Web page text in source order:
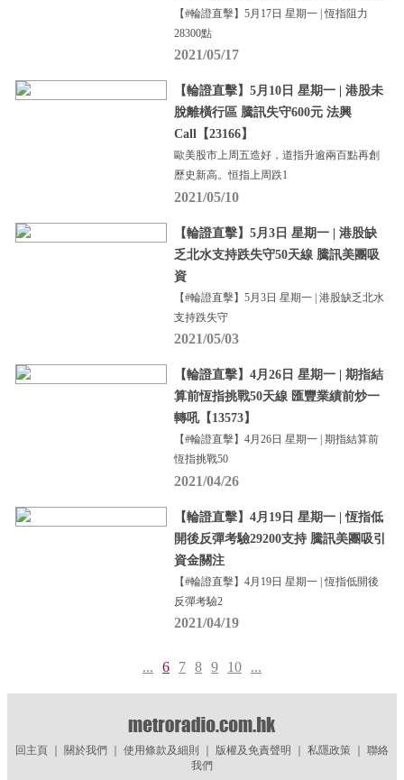
【#輪證直擊】5月17日 星期一 | 恆指阻力
28300點
2021/05/17
【輪證直擊】5月10日 星期一 | 港股未
脫離橫行區 騰訊失守600元 法興
Call【23166】
歐美股市上周五造好，道指升逾兩百點再創
歷史新高。恒指上周跌1
2021/05/10
【輪證直擊】5月3日 星期一 | 港股缺
乏北水支持跌失守50天線 騰訊美團吸
資
【#輪證直擊】5月3日 星期一 | 港股缺乏北水
支持跌失守
2021/05/03
【輪證直擊】4月26日 星期一 | 期指結
算前恆指挑戰50天線 匯豐業績前炒一
轉吼【13573】
【#輪證直擊】4月26日 星期一 | 期指結算前
恆指挑戰50
2021/04/26
【輪證直擊】4月19日 星期一 | 恆指低
開後反彈考驗29200支持 騰訊美團吸引
資金關注
【#輪證直擊】4月19日 星期一 | 恆指低開後
反彈考驗2
2021/04/19
... 6 7 8 9 10 ...
回主頁｜ 關於我們 使用條款及細則 版權及免責聲明 私隱政策｜ 聯絡
我們